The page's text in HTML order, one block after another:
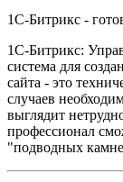
1С-Битрикс -
1С-Битрикс:
система для
сайта - это
случаев
выглядит
профессионал
"подводных